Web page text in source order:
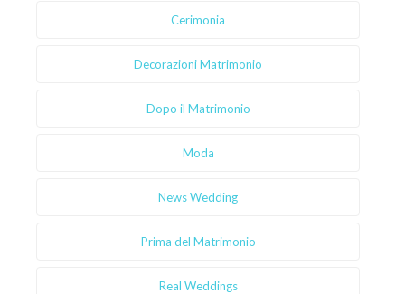
Cerimonia
Decorazioni Matrimonio
Dopo il Matrimonio
Moda
News Wedding
Prima del Matrimonio
Real Weddings